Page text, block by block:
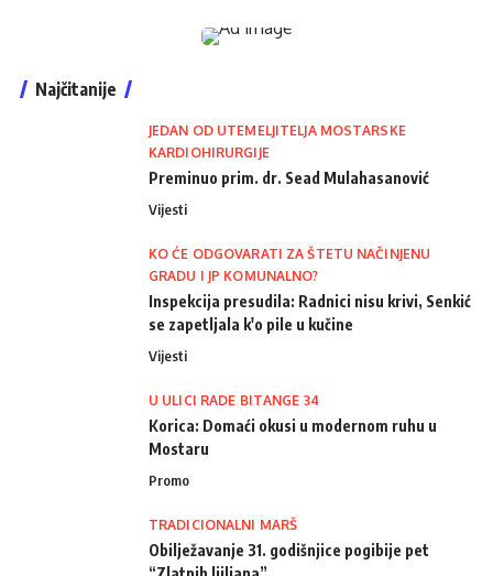
Najčitanije
JEDAN OD UTEMELJITELJA MOSTARSKE
KARDIOHIRURGIJE
Preminuo prim. dr. Sead Mulahasanović
Vijesti
KO ĆE ODGOVARATI ZA ŠTETU NAČINJENU
GRADU I JP KOMUNALNO?
Inspekcija presudila: Radnici nisu krivi, Senkić
se zapetljala k'o pile u kučine
Vijesti
U ULICI RADE BITANGE 34
Korica: Domaći okusi u modernom ruhu u
Mostaru
Promo
TRADICIONALNI MARŠ
Obilježavanje 31. godišnjice pogibije pet